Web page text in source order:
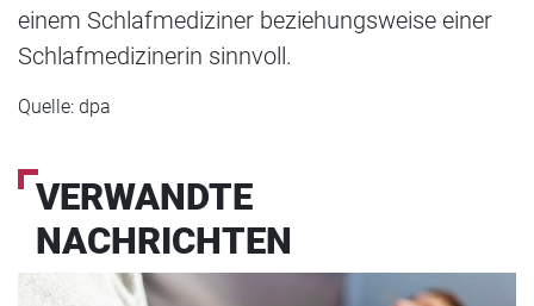
einem Schlafmediziner beziehungsweise einer
Schlafmedizinerin sinnvoll.
Quelle: dpa
VERWANDTE
NACHRICHTEN